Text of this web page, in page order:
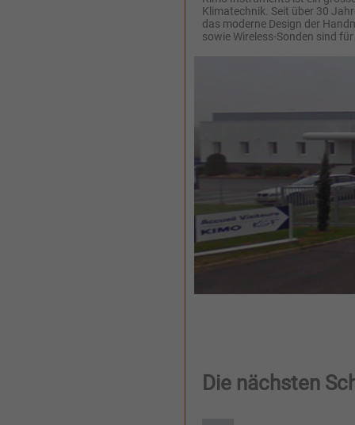
Klimatechnik. Seit über 30
das moderne Design der
sowie Wireless-Sonden sind
Die nächsten